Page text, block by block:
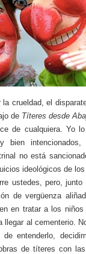
la crueldad, el
de Títeres desde
de cualquiera. Yo
bien
no está
ideológicos de
ustedes, pero,
de vergüenza
en tratar a los
llegar al cementerio.
de entenderlo,
de títeres con